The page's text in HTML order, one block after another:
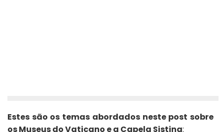
Estes são os temas abordados neste post sobre
os Museus do Vaticano e a Capela Sistina: